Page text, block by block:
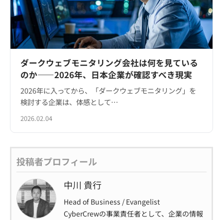
ダークウェブモニタリング会社は何を見ている
のか――2026年、日本企業が確認すべき現実
2026年に入ってから、「ダークウェブモニタリング」を
検討する企業は、体感として…
2026.02.04
投稿者プロフィール
中川 貴行
Head of Business / Evangelist
CyberCrewの事業責任者として、企業の情報